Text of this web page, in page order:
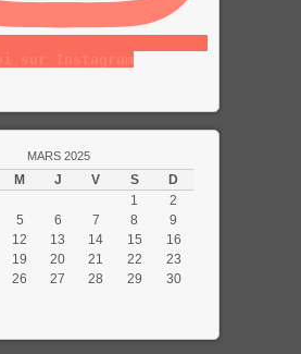
MARS 2025
M J V S
D
1
2
5 6 7 8
9
12 13 14 15
16
19 20 21 22
23
26 27 28 29
30